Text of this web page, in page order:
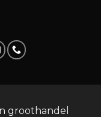
groothandel